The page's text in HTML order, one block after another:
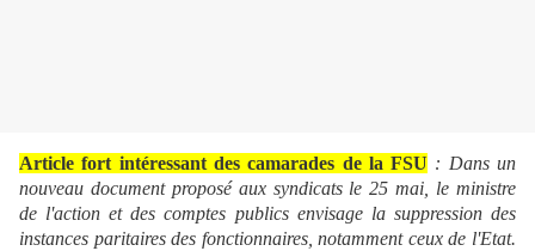
Article fort intéressant des camarades de la FSU : Dans un
nouveau document proposé aux syndicats le 25 mai, le ministre
de l'action et des comptes publics envisage la suppression des
instances paritaires des fonctionnaires, notamment ceux de l'Etat.